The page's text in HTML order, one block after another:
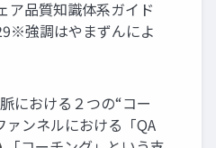
ア品質知識体系ガイド
強調はやまずんによ
における２つの“コー
ァンネルにおける「QA